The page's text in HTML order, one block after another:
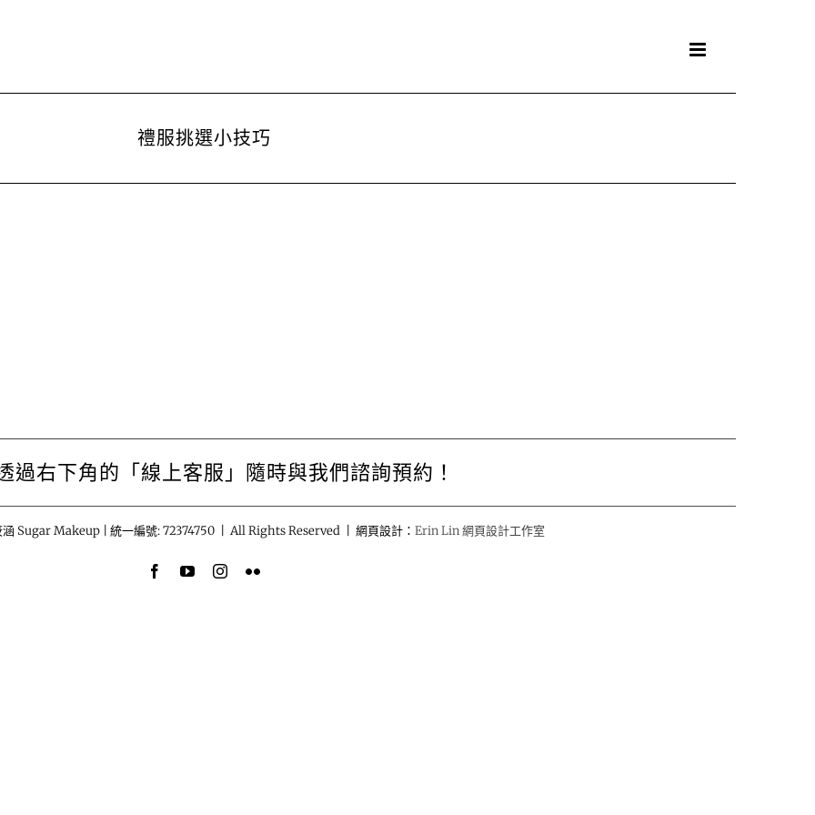
禮服挑選小技巧
過右下角的「線上客服」隨時與我們諮詢預約！
Sugar Makeup | 統一編號: 72374750 | All Rights Reserved | 網頁設計： Erin Lin 網頁設計工作室
FacebookYouTubeInstagram
Flickr